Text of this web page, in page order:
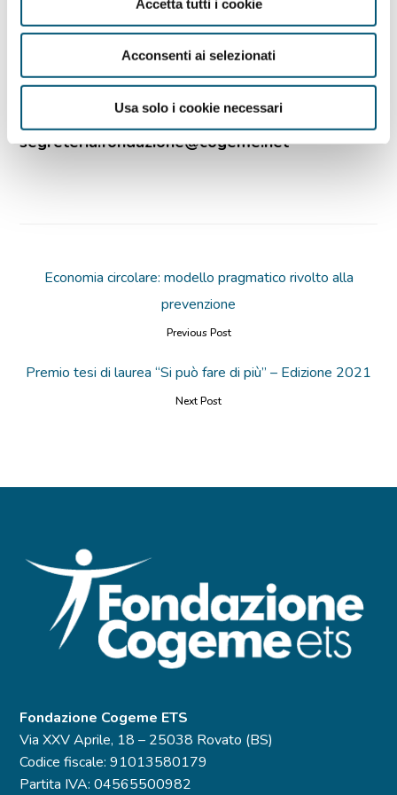
Accetta tutti i cookie
Acconsenti ai selezionati
Usa solo i cookie necessari
Scarica il programma
La partecipazione è gratuita con esibizione del
green pass all’ingresso, previa iscrizione al
singolo evento scrivendo a:
segreteria.fondazione@cogeme.net
Economia circolare: modello pragmatico rivolto alla
prevenzione
Previous Post
Premio tesi di laurea “Si può fare di più” – Edizione 2021
Next Post
Fondazione Cogeme ETS
Via XXV Aprile, 18 – 25038 Rovato (BS)
Codice fiscale: 91013580179
Partita IVA: 04565500982